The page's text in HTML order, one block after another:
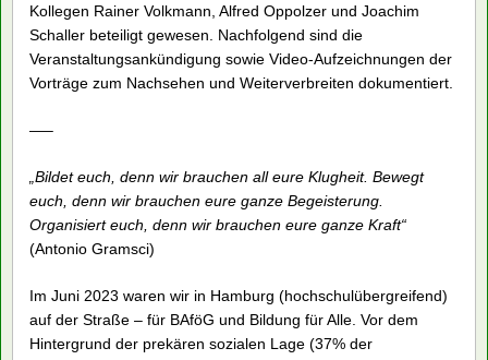
Kollegen Rainer Volkmann, Alfred Oppolzer und Joachim
Schaller beteiligt gewesen. Nachfolgend sind die
Veranstaltungsankündigung sowie Video-Aufzeichnungen der
Vorträge zum Nachsehen und Weiterverbreiten dokumentiert.
—–
„Bildet euch, denn wir brauchen all eure Klugheit. Bewegt
euch, denn wir brauchen eure ganze Begeisterung.
Organisiert euch, denn wir brauchen eure ganze Kraft“
(Antonio Gramsci)
Im Juni 2023 waren wir in Hamburg (hochschulübergreifend)
auf der Straße – für BAföG und Bildung für Alle. Vor dem
Hintergrund der prekären sozialen Lage (37% der